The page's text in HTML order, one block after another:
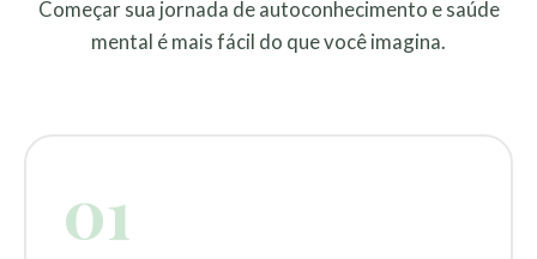
Começar sua jornada de autoconhecimento e saúde
mental é mais fácil do que você imagina.
01